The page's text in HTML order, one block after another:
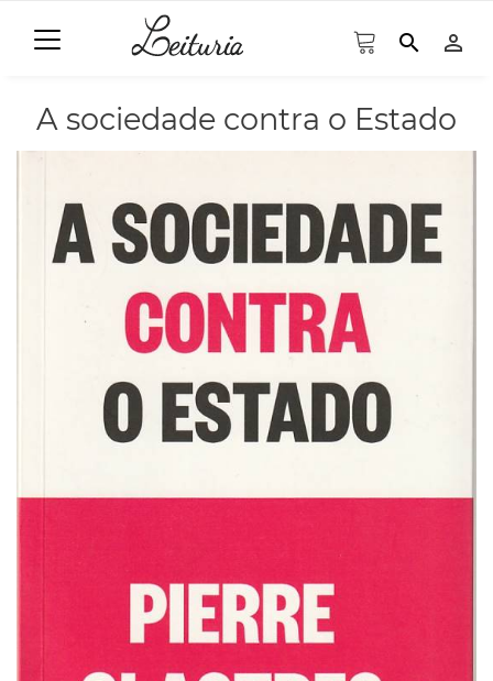
search person_outline
A sociedade contra o Estado